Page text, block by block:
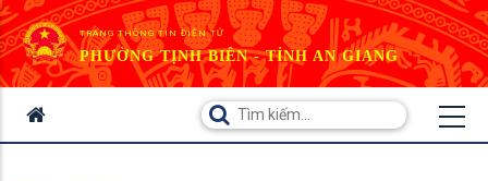
TRANG THÔNG TIN ĐIỆN TỬ
PHƯỜNG TỊNH BIÊN - TỈNH AN GIANG